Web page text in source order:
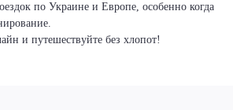
по Украине и Европе, особенно когда
и путешествуйте без хлопот!